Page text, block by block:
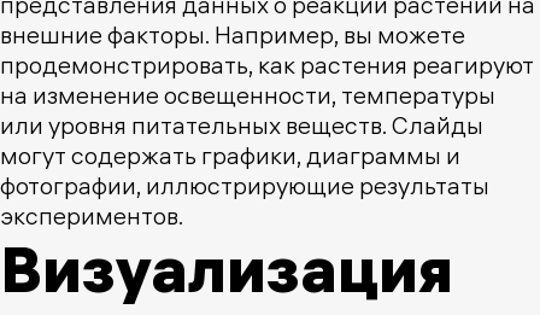
внешние факторы. Например, вы можете
продемонстрировать, как растения реагируют
на изменение освещенности, температуры
или уровня питательных веществ. Слайды
могут содержать графики, диаграммы и
фотографии, иллюстрирующие результаты
экспериментов.
Визуализация